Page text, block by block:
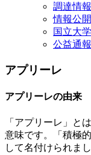
調達情報
情報公開
国立大
公益通
アプリーレ
アプリーレの由来
「アプリーレ」と
意味です。「積極
して名付けられまし